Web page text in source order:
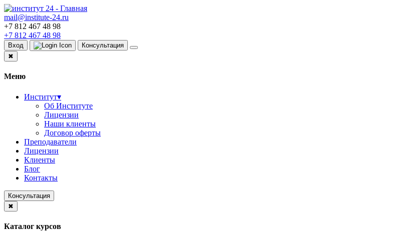
mail@institute-24.ru
+7 812 467 48 98
+7 812 467 48 98
Вход
Консультация
✖
Меню
Институт▾
Об Институте
Лицензии
Наши клиенты
Договор оферты
Преподаватели
Лицензии
Клиенты
Блог
Контакты
Консультация
✖
Каталог курсов